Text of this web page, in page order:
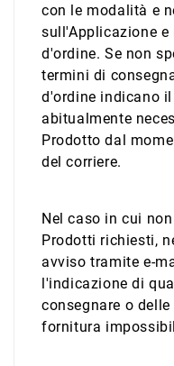
con le modalità e
sull'Applicazione
d'ordine. Se non
termini di
d'ordine indicano
abitualmente
Prodotto dal
del corriere.
Nel caso in cui
Prodotti richiesti,
avviso tramite e-
l'indicazione di
consegnare o
fornitura